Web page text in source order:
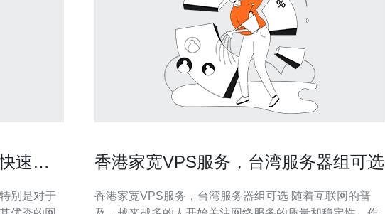
速上
别是对于
香港家宽VPS服务，台湾服务器组可选
香港家宽VPS服务，台湾服务器组可选 随着互联网的普